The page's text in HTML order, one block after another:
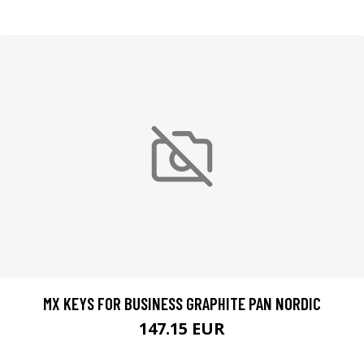
MX KEYS FOR BUSINESS GRAPHITE PAN NORDIC
147.15 EUR